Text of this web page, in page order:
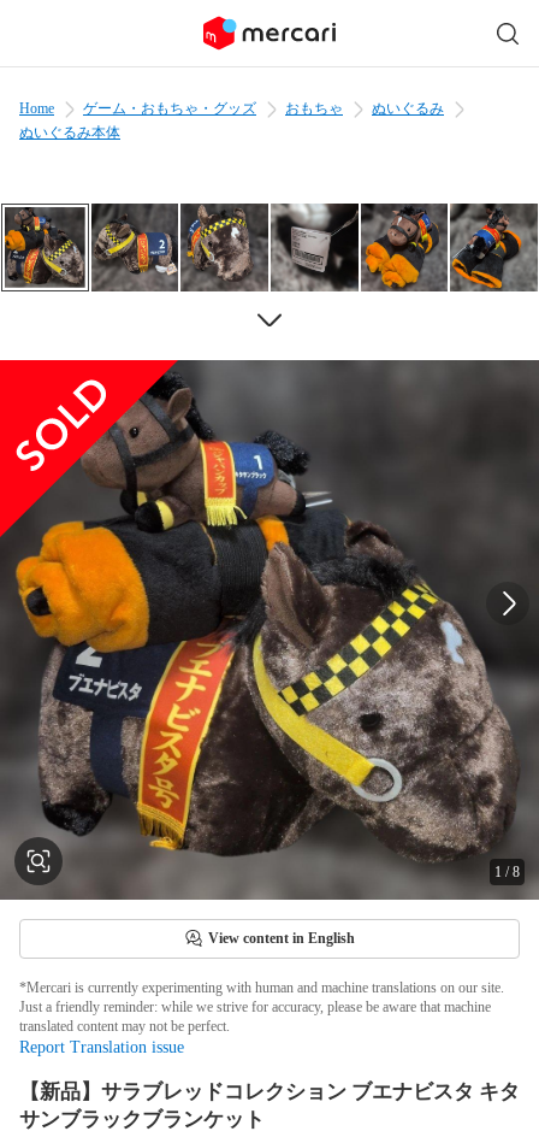
Home ゲーム・おもちゃ・グッズ おもちゃ
ぬいぐるみ
ぬいぐるみ本体
1 /8
View content in English
*Mercari is currently experimenting with human and machine translations on our site.
Just a friendly reminder: while we strive for accuracy, please be aware that machine
translated content may not be perfect.
Report Translation issue
【新品】サラブレッドコレクション ブエナビスタ キタ
サンブラックブランケット